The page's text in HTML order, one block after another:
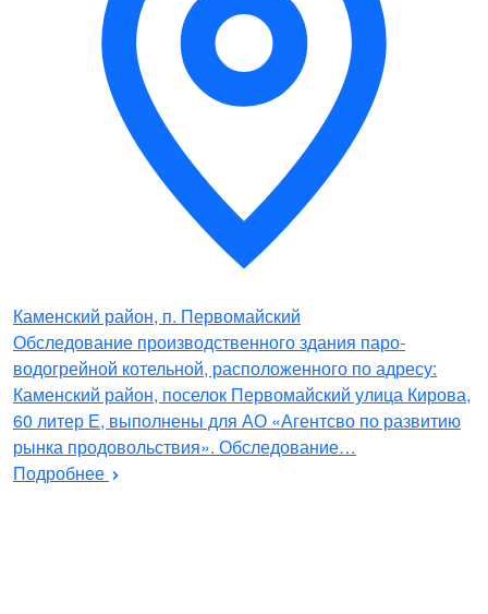
Каменский район, п. Первомайский
Обследование производственного здания паро-
водогрейной котельной, расположенного по адресу:
Каменский район, поселок Первомайский улица Кирова,
60 литер Е, выполнены для АО «Агентсво по развитию
рынка продовольствия». Обследование…
Подробнее